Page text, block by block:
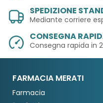
SPEDIZIONE
Mediante corriere
CONSEGNA
Consegna rapida in
FARMACIA MERATI
Farmacia